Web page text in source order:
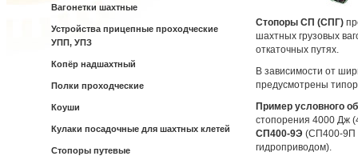
Вагонетки шахтные
Устройства прицепные проходческие
УПП, УПЗ
Копёр надшахтный
Полки проходческие
Коуши
Кулаки посадочные для шахтных клетей
Стопоры путевые
Стопоры СП (СПГ)
шахтных грузовых
откаточных путях.
В зависимости от
предусмотрены
Пример условного
стопорения 4000 Дж
СП400-9Э (СП400-9П
гидроприводом).